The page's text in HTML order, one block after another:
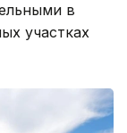
в
участках